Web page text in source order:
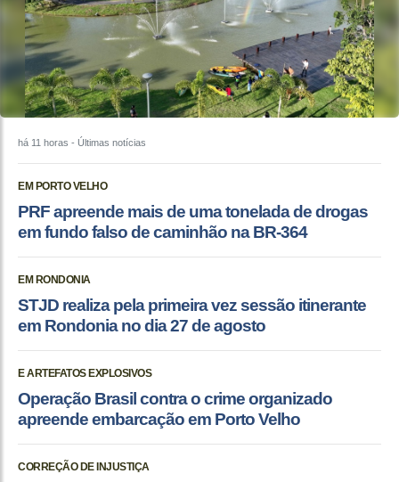
há 11 horas - Últimas notícias
EM PORTO VELHO
PRF apreende mais de uma tonelada de drogas
em fundo falso de caminhão na BR-364
EM RONDONIA
STJD realiza pela primeira vez sessão itinerante
em Rondonia no dia 27 de agosto
E ARTEFATOS EXPLOSIVOS
Operação Brasil contra o crime organizado
apreende embarcação em Porto Velho
CORREÇÃO DE INJUSTIÇA